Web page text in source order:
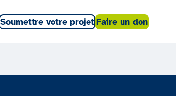
Soumettre votre projetFaire un don